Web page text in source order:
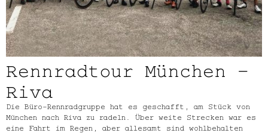
Rennradtour München –
Riva
Die Büro-Rennradgruppe hat es geschafft, am Stück von
München nach Riva zu radeln. Über weite Strecken war es
eine Fahrt im Regen, aber allesamt sind wohlbehalten